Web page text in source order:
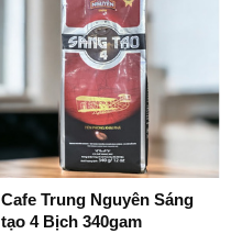
Cafe Trung Nguyên Sáng
tạo 4 Bịch 340gam